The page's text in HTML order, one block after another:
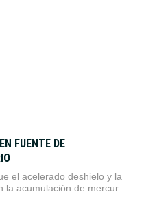
FUENTE DE
el acelerado deshielo y la
acumulación de mercurio
transforma la criosfera